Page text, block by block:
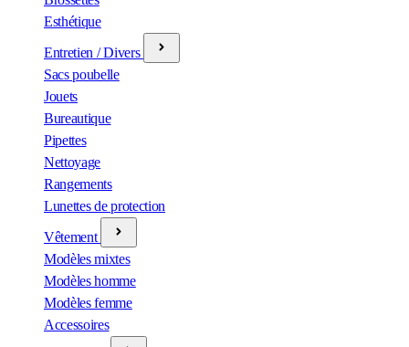
Esthétique
Entretien / Divers
Sacs poubelle
Jouets
Bureautique
Pipettes
Nettoyage
Rangements
Lunettes de protection
Vêtement
Modèles mixtes
Modèles homme
Modèles femme
Accessoires